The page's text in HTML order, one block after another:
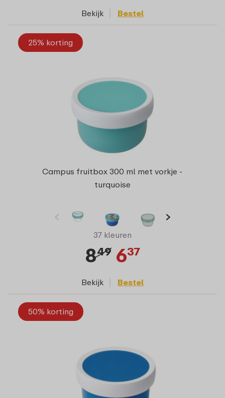
Bekijk Bestel
25% korting
Campus fruitbox 300 ml met vorkje -
turquoise
37 kleuren
849 637
Bekijk Bestel
50% korting